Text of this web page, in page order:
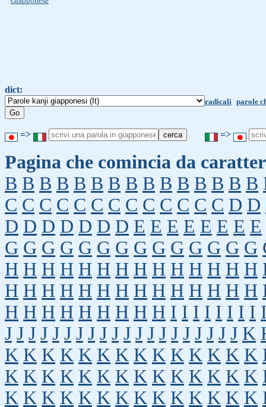
dict:
radicali parole
=> =>
Pagina che comincia da
B B B B B B B B B B B B B B B
C C C C C C C C C C C C C D D
D D D D D D D E E E E E E E E
G G G G G G G G G G G G G G
H H H H H H H H H H H H H H
H H H H H H H H H H H H H H
H H H H H H H H H I I I I I I I I
J J J J J J J J J J J J J J J J J J J J K
K K K K K K K K K K K K K K
K K K K K K K K K K K K K K
K K K K K K K K K K K K K K